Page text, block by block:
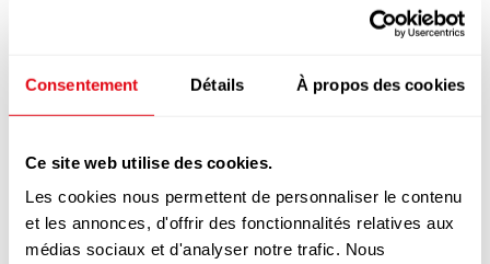
Consentement Détails À propos des cookies
Ce site web utilise des cookies.
Les cookies nous permettent de personnaliser le contenu
et les annonces, d'offrir des fonctionnalités relatives aux
médias sociaux et d'analyser notre trafic. Nous
FOIE GRAS, BRIOCHE RÔTIE, POIRE
ET BADIANE